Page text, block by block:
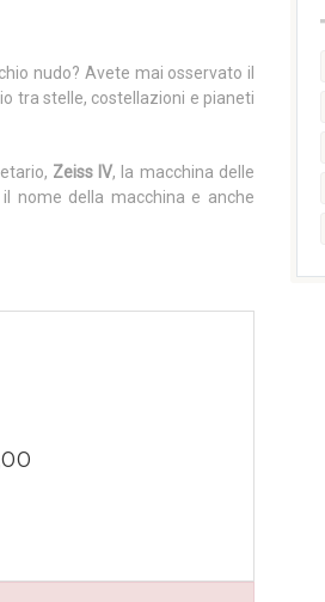
nudo? Avete mai osservato il
tra stelle, costellazioni e pianeti
Zeiss IV, la macchina delle
il nome della macchina e anche